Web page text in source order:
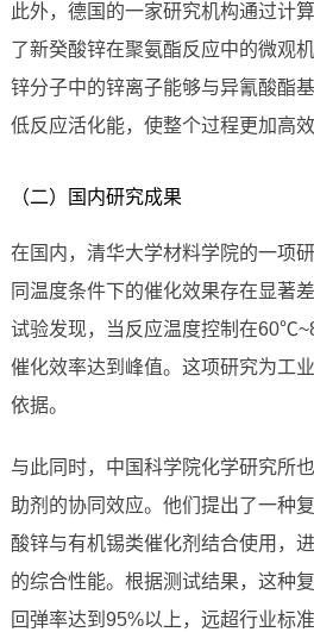
此外，德国的一家研究机构通过计
了新癸酸锌在聚氨酯反应中的微观
锌分子中的锌离子能够与异氰酸酯
低反应活化能，使整个过程更加高效
（二）国内研究成果
在国内，清华大学材料学院的一项
同温度条件下的催化效果存在显著
试验发现，当反应温度控制在
催化效率达到峰值。这项研究为工
依据。
与此同时，中国科学院化学研究所
助剂的协同效应。他们提出了一种
酸锌与有机锡类催化剂结合使用，
的综合性能。根据测试结果，这种
回弹率达到95%以上，远超行业标准